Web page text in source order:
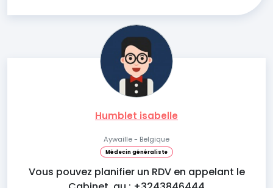
Humblet isabelle
Aywaille - Belgique
Médecin généraliste
Vous pouvez planifier un RDV en appelant le